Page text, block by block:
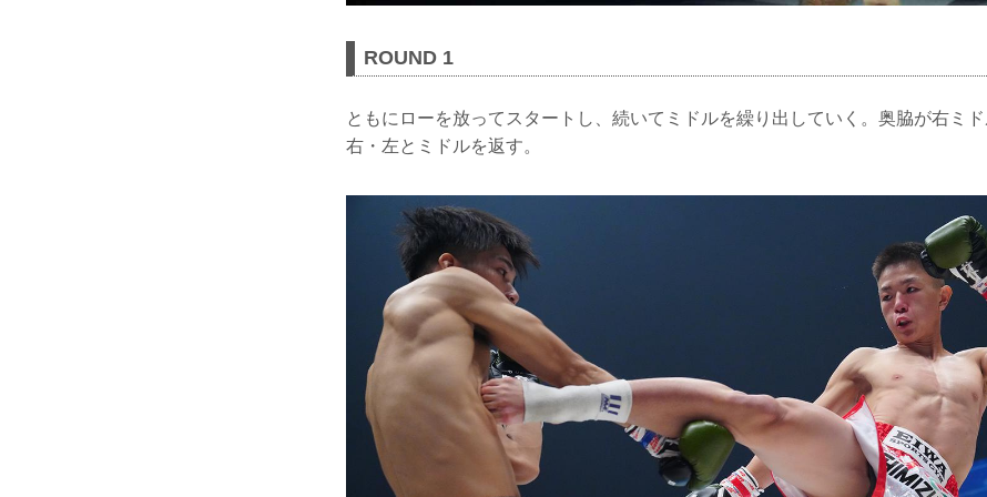
ROUND 1
ともにローを放ってスタートし、続いてミドルを繰り出していく。奥脇が右ミ
右・左とミドルを返す。